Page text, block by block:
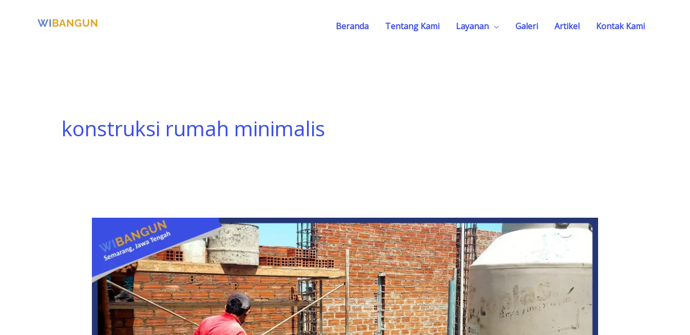
Beranda Tentang Kami Layanan Galeri Artikel Kontak Kami
konstruksi rumah minimalis
Konstruksi
Rumah
Minimalis:
Desain
Modern
dan
Efisien